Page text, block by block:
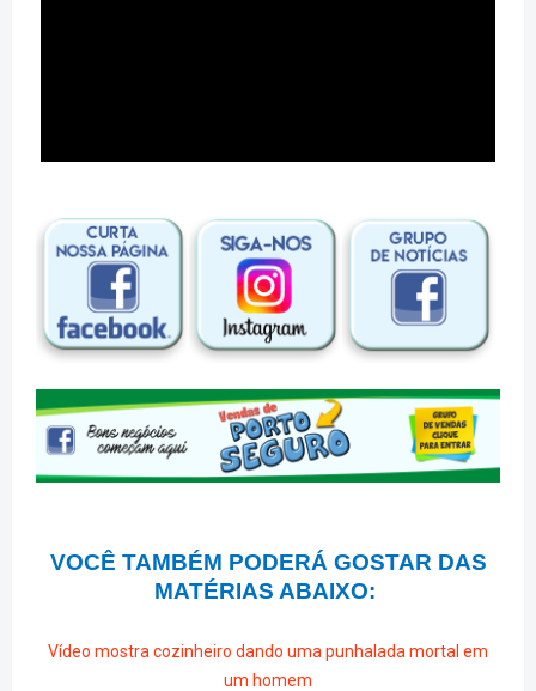
VOCÊ TAMBÉM PODERÁ GOSTAR DAS
MATÉRIAS ABAIXO:
Vídeo mostra cozinheiro dando uma punhalada mortal em
um homem